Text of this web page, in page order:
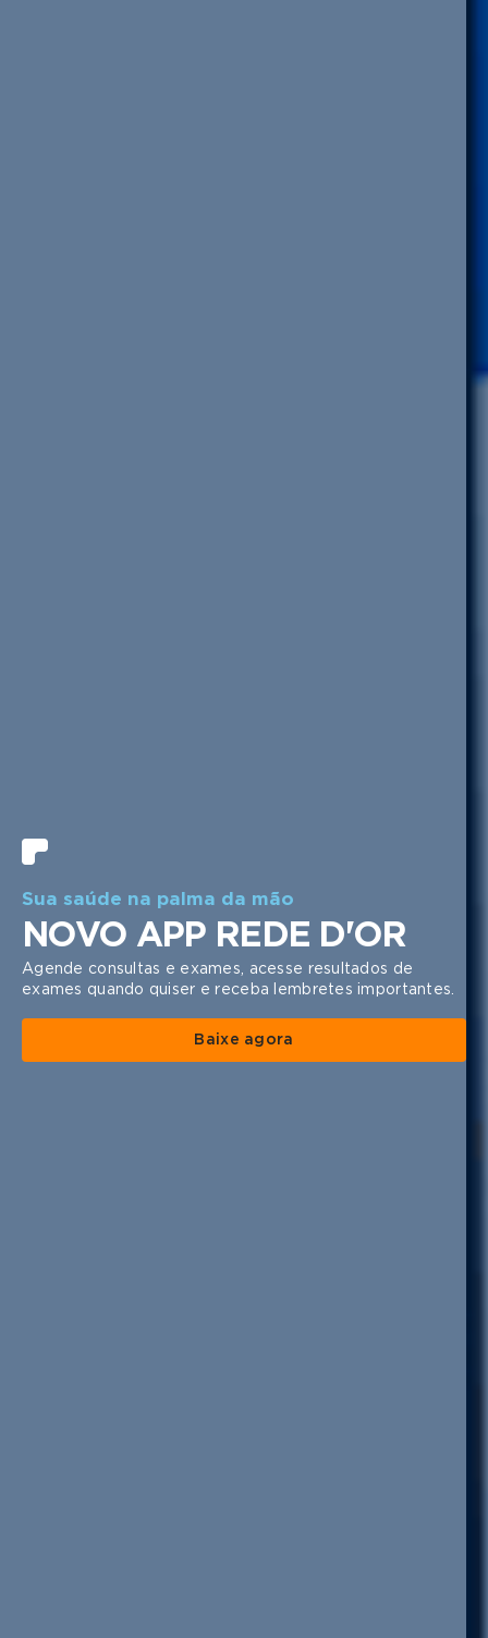
Sua saúde na palma da mão
NOVO APP REDE D'OR
Agende consultas e exames, acesse resultados de
exames quando quiser e receba lembretes importantes.
Baixe agora